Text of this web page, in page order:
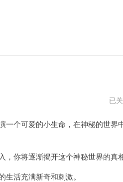
网
游
版
官
已
个可爱的小生命，在神秘的世界
你将逐渐揭开这个神秘世界的真相
活充满新奇和刺激。